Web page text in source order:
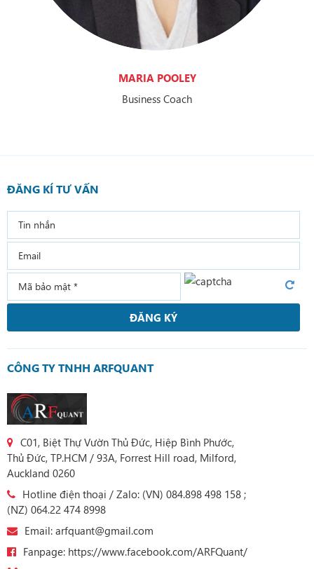
MARIA POOLEY
Business Coach
CÔNG TY TNHH ARFQUANT
C01, Biệt Thự Vườn Thủ Đức, Hiệp Bình Phước,
Thủ Đức, TP.HCM / 93A, Forrest Hill road, Milford,
Auckland 0260
Hotline điện thoại / Zalo: (VN) 084.898 498 158 ;
(NZ) 064.22 474 8998
Email: arfquant@gmail.com
Fanpage: https://www.facebook.com/ARFQuant/
ĐĂNG KÍ TƯ VẤN
ĐĂNG KÝ